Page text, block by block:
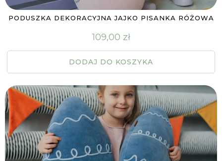
PODUSZKA DEKORACYJNA JAJKO PISANKA RÓŻOWA
109,00 zł
DODAJ DO KOSZYKA